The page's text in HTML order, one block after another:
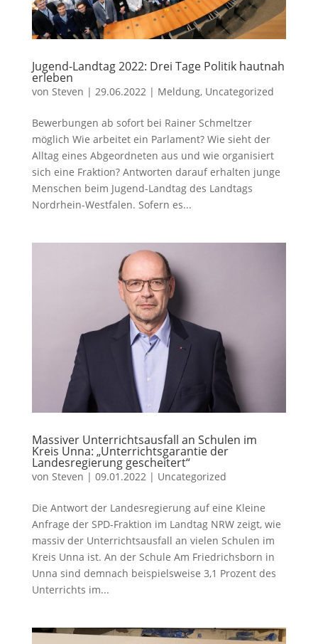
Jugend-Landtag 2022: Drei Tage Politik hautnah
erleben
von Steven | 29.06.2022| Meldung, Uncategorized
Bewerbungen ab sofort bei Rainer Schmeltzer
möglich Wie arbeitet ein Parlament? Wie sieht der
Alltag eines Abgeordneten aus und wie organisiert
sich eine Fraktion? Antworten darauf erhalten junge
Menschen beim Jugend-Landtag des Landtags
Nordrhein-Westfalen. Sofern es...
Massiver Unterrichtsausfall an Schulen im
Kreis Unna: „Unterrichtsgarantie der
Landesregierung gescheitert“
von Steven | 09.01.2022| Uncategorized
Die Antwort der Landesregierung auf eine Kleine
Anfrage der SPD-Fraktion im Landtag NRW zeigt, wie
massiv der Unterrichtsausfall an vielen Schulen im
Kreis Unna ist. An der Schule Am Friedrichsborn in
Unna sind demnach beispielsweise 3,1 Prozent des
Unterrichts im...